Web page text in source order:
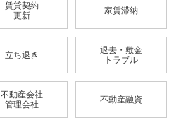
賃貸契約
更新
家賃滞納
立ち退き
退去・敷金
トラブル
不動産会社
管理会社
不動産融資